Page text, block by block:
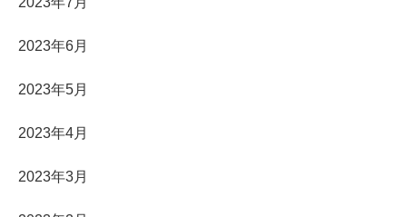
2023年6月
2023年5月
2023年4月
2023年3月